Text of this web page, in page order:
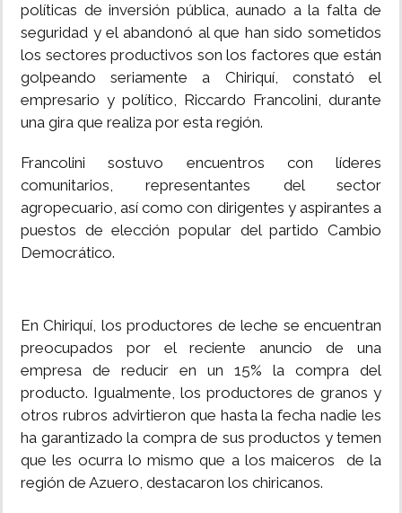
políticas de inversión pública, aunado a la falta de
seguridad y el abandonó al que han sido sometidos
los sectores productivos son los factores que están
golpeando seriamente a Chiriquí, constató el
empresario y político, Riccardo Francolini, durante
una gira que realiza por esta región.
Francolini sostuvo encuentros con líderes
comunitarios, representantes del sector
agropecuario, así como con dirigentes y aspirantes a
puestos de elección popular del partido Cambio
Democrático.
En Chiriquí, los productores de leche se encuentran
preocupados por el reciente anuncio de una
empresa de reducir en un 15% la compra del
producto. Igualmente, los productores de granos y
otros rubros advirtieron que hasta la fecha nadie les
ha garantizado la compra de sus productos y temen
que les ocurra lo mismo que a los maiceros de la
región de Azuero, destacaron los chiricanos.